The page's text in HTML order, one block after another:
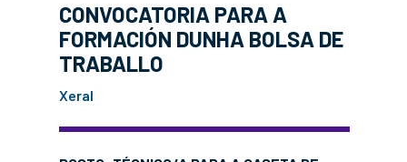
CONVOCATORIA PARA A
FORMACIÓN DUNHA BOLSA DE
TRABALLO
Xeral